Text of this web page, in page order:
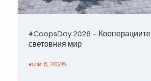
#CoopsDay 2026 – Кооперациите
световния мир
юли 6, 2026